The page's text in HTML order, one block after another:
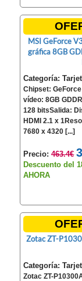
MSI GeForce
gráfica 8GB
Categoría:
Chipset:
vídeo: 8GB
128 bitsSalida:
HDMI 2.1 x
7680 x 4320 [...]
Precio:463.4€
Descuento del
AHORA
Zotac ZT-
Categoría:
Zotac ZT-